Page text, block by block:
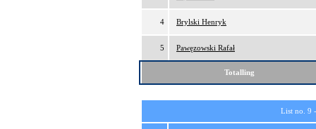
4 Brylski Henryk
5 Pawęzowski Rafał
Totalling
List no. 9